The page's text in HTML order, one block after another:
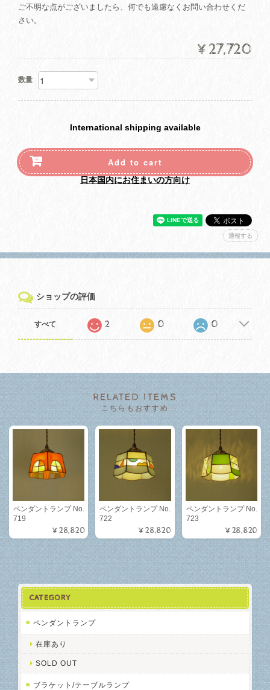
ご不明な点がございましたら、何でも遠慮なくお問い合わせくだ
さい。
¥27,720
数量
International shipping available
Add to cart
日本国内にお住まいの方向け
通報する
ショップの評価
すべて 2 0 0
RELATED ITEMS
こちらもおすすめ
ペンダントランプ No.
719
¥28,820
ペンダントランプ No.
722
¥28,820
ペンダントランプ No.
723
¥28,820
CATEGORY
ペンダントランプ
在庫あり
SOLD OUT
ブラケット/テーブルランプ